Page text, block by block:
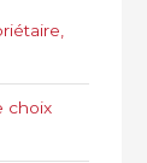
choix